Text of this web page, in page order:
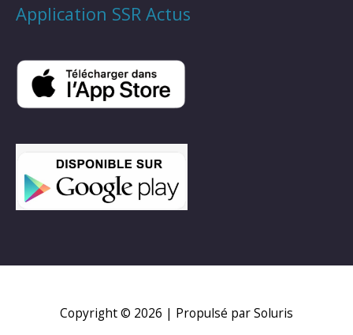
Application SSR Actus
Copyright © 2026 | Propulsé par Soluris